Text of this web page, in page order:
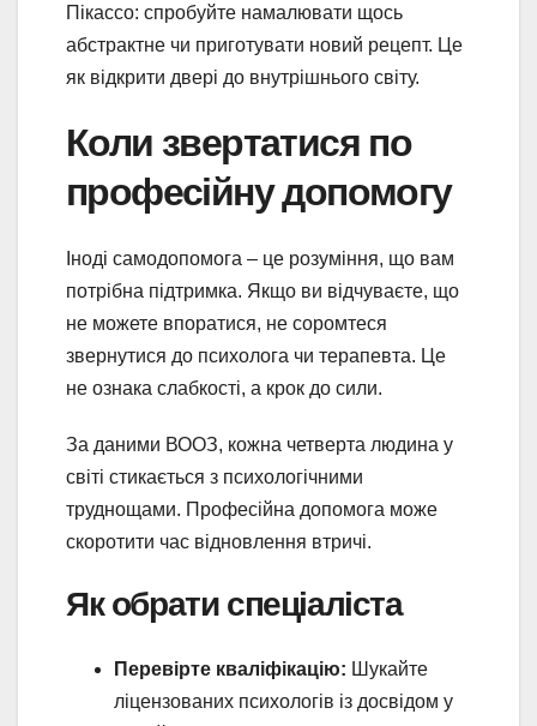
Пікассо: спробуйте намалювати щось
абстрактне чи приготувати новий рецепт. Це
як відкрити двері до внутрішнього світу.
Коли звертатися по
професійну допомогу
Іноді самодопомога – це розуміння, що вам
потрібна підтримка. Якщо ви відчуваєте, що
не можете впоратися, не соромтеся
звернутися до психолога чи терапевта. Це
не ознака слабкості, а крок до сили.
За даними ВООЗ, кожна четверта людина у
світі стикається з психологічними
труднощами. Професійна допомога може
скоротити час відновлення втричі.
Як обрати спеціаліста
Перевірте кваліфікацію: Шукайте
ліцензованих психологів із досвідом у